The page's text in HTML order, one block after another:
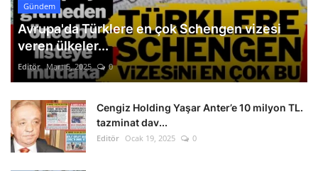
Gündem
Avrupa'da Türklere en çok Schengen vizesi
veren ülkeler...
Editör Mart 5, 2025 0
Cengiz Holding Yaşar Anter’e 10 milyon TL.
tazminat dav...
Editör Ocak 19, 2025 0